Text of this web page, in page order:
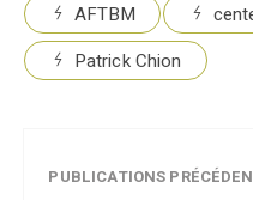
AFTBM
Patrick Chion
PUBLICATIONS